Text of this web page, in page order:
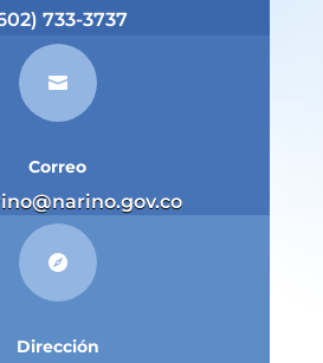
733-3737

Correo

Dirección